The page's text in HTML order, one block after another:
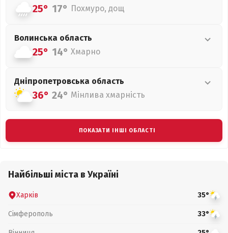
25° 17° Похмуро, дощ
Волинська область
25° 14° Хмарно
Дніпропетровська область
36° 24° Мінлива хмарність
ПОКАЗАТИ ІНШІ ОБЛАСТІ
Найбільші міста в Україні
Харків 35°
Сімферополь 33°